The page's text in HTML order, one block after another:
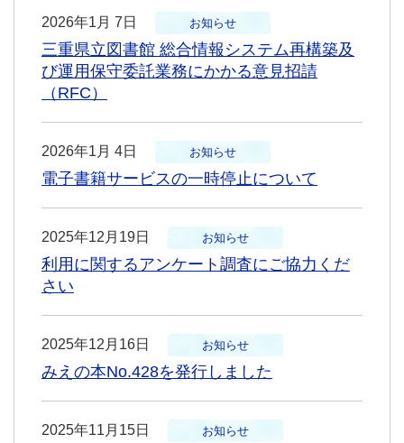
2026年1月 7日 お知らせ
三重県立図書館 総合情報システム再構築及
び運用保守委託業務にかかる意見招請
（RFC）
2026年1月 4日 お知らせ
電子書籍サービスの一時停止について
2025年12月19日 お知らせ
利用に関するアンケート調査にご協力くだ
さい
2025年12月16日 お知らせ
みえの本No.428を発行しました
2025年11月15日 お知らせ